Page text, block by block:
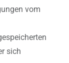
vom
sich